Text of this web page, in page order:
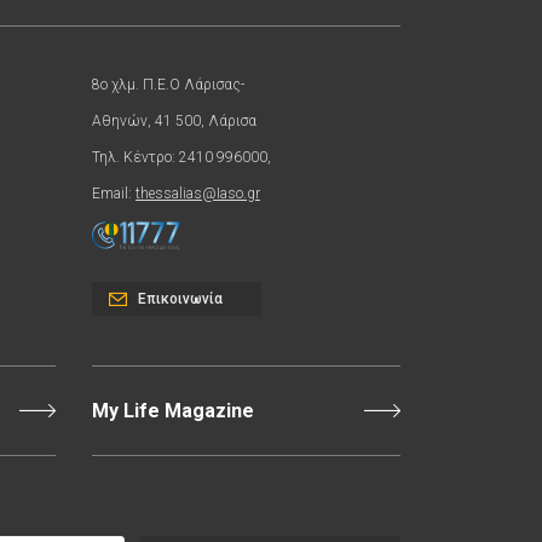
8ο χλμ. Π.Ε.Ο Λάρισας-
Αθηνών, 41 500, Λάρισα
Τηλ. Κέντρο: 2410 996000,
Email: thessalias@Iaso.gr
Επικοινωνία
My Life Magazine